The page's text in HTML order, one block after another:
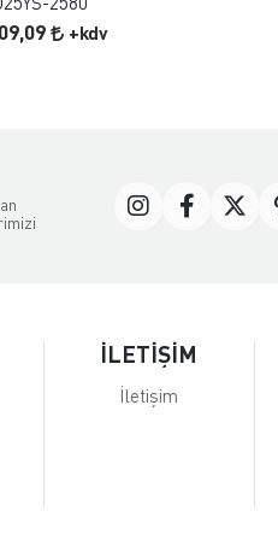
+kdv
İLETİŞİM
İletişim